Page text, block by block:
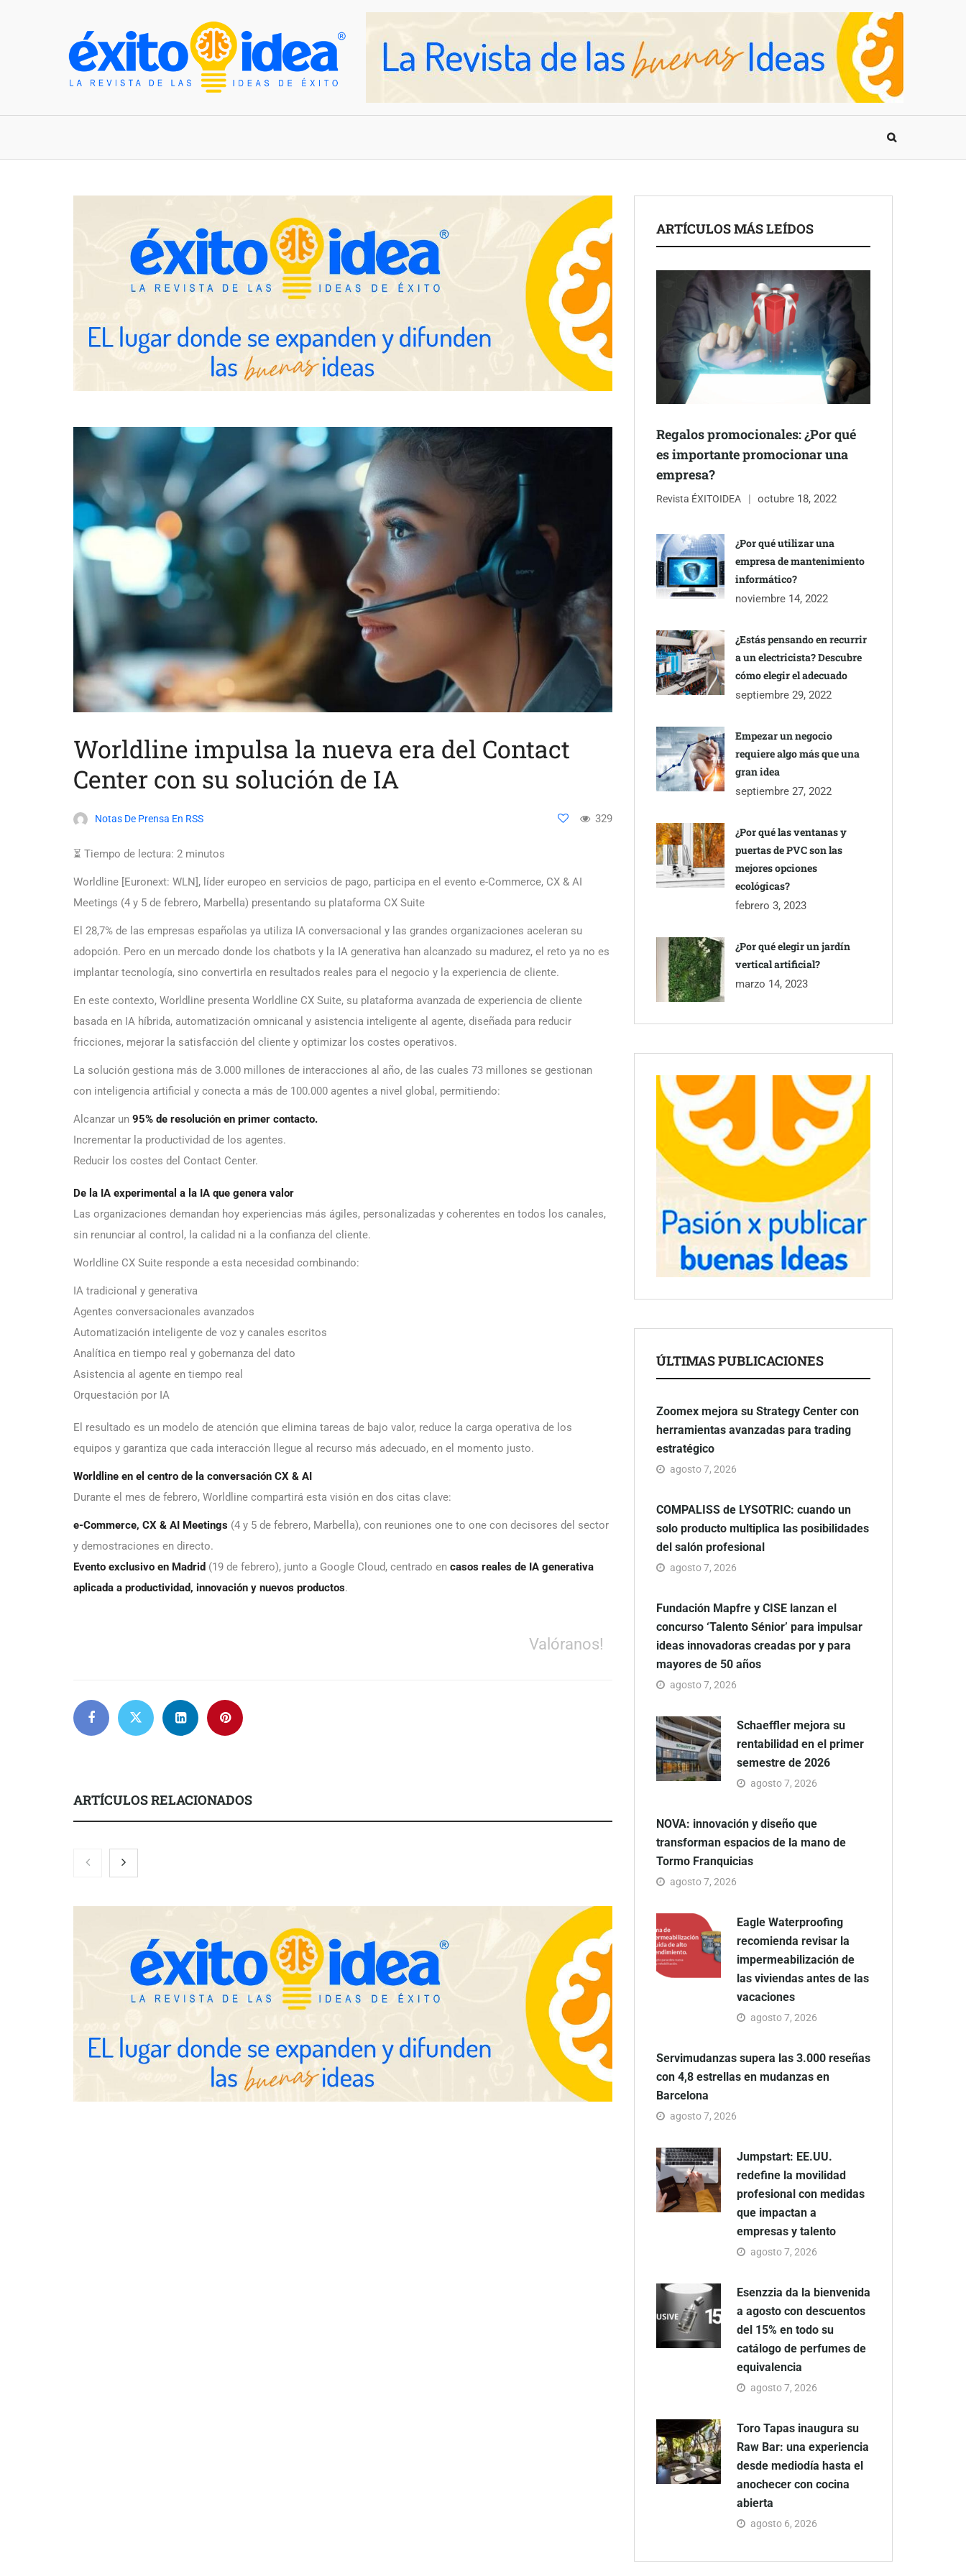
Worldline impulsa la nueva era del Contact
Center con su solución de IA
Notas De Prensa En RSS 329
⏳ Tiempo de lectura: 2 minutos
Worldline [Euronext: WLN], líder europeo en servicios de pago, participa en el evento e-Commerce, CX & AI
Meetings (4 y 5 de febrero, Marbella) presentando su plataforma CX Suite
El 28,7% de las empresas españolas ya utiliza IA conversacional y las grandes organizaciones aceleran su
adopción. Pero en un mercado donde los chatbots y la IA generativa han alcanzado su madurez, el reto ya no es
implantar tecnología, sino convertirla en resultados reales para el negocio y la experiencia de cliente.
En este contexto, Worldline presenta Worldline CX Suite, su plataforma avanzada de experiencia de cliente
basada en IA híbrida, automatización omnicanal y asistencia inteligente al agente, diseñada para reducir
fricciones, mejorar la satisfacción del cliente y optimizar los costes operativos.
La solución gestiona más de 3.000 millones de interacciones al año, de las cuales 73 millones se gestionan
con inteligencia artificial y conecta a más de 100.000 agentes a nivel global, permitiendo:
Alcanzar un 95% de resolución en primer contacto.
Incrementar la productividad de los agentes.
Reducir los costes del Contact Center.
De la IA experimental a la IA que genera valor
Las organizaciones demandan hoy experiencias más ágiles, personalizadas y coherentes en todos los canales,
sin renunciar al control, la calidad ni a la confianza del cliente.
Worldline CX Suite responde a esta necesidad combinando:
IA tradicional y generativa
Agentes conversacionales avanzados
Automatización inteligente de voz y canales escritos
Analítica en tiempo real y gobernanza del dato
Asistencia al agente en tiempo real
Orquestación por IA
El resultado es un modelo de atención que elimina tareas de bajo valor, reduce la carga operativa de los
equipos y garantiza que cada interacción llegue al recurso más adecuado, en el momento justo.
Worldline en el centro de la conversación CX & AI
Durante el mes de febrero, Worldline compartirá esta visión en dos citas clave:
e-Commerce, CX & AI Meetings (4 y 5 de febrero, Marbella), con reuniones one to one con decisores del sector
y demostraciones en directo.
Evento exclusivo en Madrid (19 de febrero), junto a Google Cloud, centrado en casos reales de IA generativa
aplicada a productividad, innovación y nuevos productos.
Valóranos!
ARTÍCULOS RELACIONADOS
Zoomex mejora su Strategy Center
con herramientas avanzadas para
creadas por y para mayores de 50
Schaeffler mejora su rentabilidad
NOVA: innovación y diseño que
transforman espacios de la mano
de Tormo Franquicias
Eagle Waterproofing recomienda
revisar la impermeabilización de
ARTÍCULOS MÁS LEÍDOS
Regalos promocionales: ¿Por qué
es importante promocionar una
empresa?
Revista ÉXITOIDEA octubre 18, 2022
¿Por qué utilizar una
empresa de mantenimiento
informático?
noviembre 14, 2022
¿Estás pensando en recurrir
a un electricista? Descubre
cómo elegir el adecuado
septiembre 29, 2022
Empezar un negocio
requiere algo más que una
gran idea
septiembre 27, 2022
¿Por qué las ventanas y
puertas de PVC son las
mejores opciones
ecológicas?
febrero 3, 2023
¿Por qué elegir un jardín
vertical artificial?
marzo 14, 2023
ÚLTIMAS PUBLICACIONES
Zoomex mejora su Strategy Center con
herramientas avanzadas para trading
estratégico
agosto 7, 2026
COMPALISS de LYSOTRIC: cuando un
solo producto multiplica las posibilidades
del salón profesional
agosto 7, 2026
Fundación Mapfre y CISE lanzan el
concurso ‘Talento Sénior’ para impulsar
ideas innovadoras creadas por y para
mayores de 50 años
agosto 7, 2026
Schaeffler mejora su
rentabilidad en el primer
semestre de 2026
agosto 7, 2026
NOVA: innovación y diseño que
transforman espacios de la mano de
Tormo Franquicias
agosto 7, 2026
Eagle Waterproofing
recomienda revisar la
impermeabilización de
las viviendas antes de las
vacaciones
agosto 7, 2026
Servimudanzas supera las 3.000 reseñas
con 4,8 estrellas en mudanzas en
Barcelona
agosto 7, 2026
Jumpstart: EE.UU.
redefine la movilidad
profesional con medidas
que impactan a
empresas y talento
agosto 7, 2026
Esenzzia da la bienvenida
a agosto con descuentos
del 15% en todo su
catálogo de perfumes de
equivalencia
agosto 7, 2026
Toro Tapas inaugura su
Raw Bar: una experiencia
desde mediodía hasta el
anochecer con cocina
abierta
agosto 6, 2026